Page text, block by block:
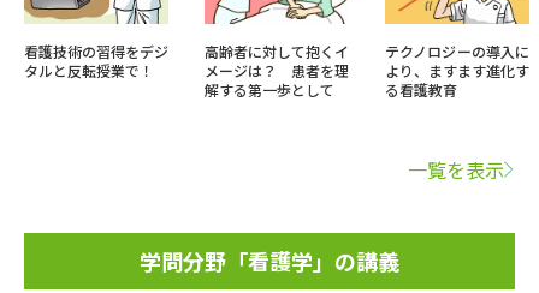
看護技術の習得をデジ
タルと反転授業で！
高齢者に対して抱くイ
メージは？ 患者を理
解する第一歩として
テクノロジーの導入に
より、ますます進化す
る看護教育
一覧を表示
学問分野「看護学」の講義